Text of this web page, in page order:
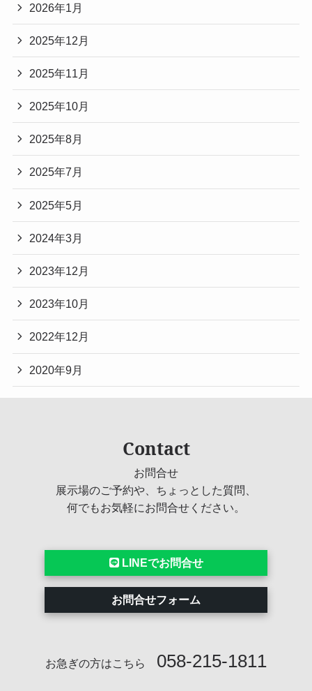
2026年1月
2025年12月
2025年11月
2025年10月
2025年8月
2025年7月
2025年5月
2024年3月
2023年12月
2023年10月
2022年12月
2020年9月
Contact
お問合せ
展示場のご予約や、ちょっとした質問、
何でもお気軽にお問合せください。
LINEでお問合せ
お問合せフォーム
お急ぎの方はこちら 058-215-1811